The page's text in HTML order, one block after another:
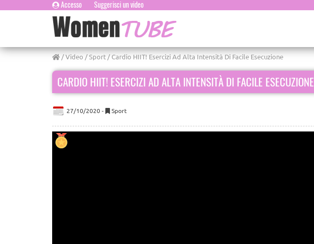
Accesso Suggerisci un video
/Video /Sport/ Cardio HIIT! Esercizi Ad Alta Intensità Di Facile Esecuzione
CARDIO HIIT! ESERCIZI AD ALTA INTENSITÀ DI FACILE ESECUZIONE
27/10/2020 - Sport